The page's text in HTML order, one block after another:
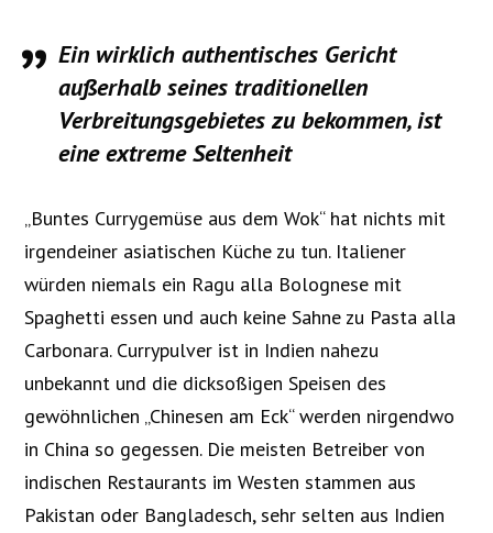
Ein wirklich authentisches Gericht
außerhalb seines traditionellen
Verbreitungsgebietes zu bekommen, ist
eine extreme Seltenheit
„Buntes Currygemüse aus dem Wok“ hat nichts mit
irgendeiner asiatischen Küche zu tun. Italiener
würden niemals ein Ragu alla Bolognese mit
Spaghetti essen und auch keine Sahne zu Pasta alla
Carbonara. Currypulver ist in Indien nahezu
unbekannt und die dicksoßigen Speisen des
gewöhnlichen „Chinesen am Eck“ werden nirgendwo
in China so gegessen. Die meisten Betreiber von
indischen Restaurants im Westen stammen aus
Pakistan oder Bangladesch, sehr selten aus Indien